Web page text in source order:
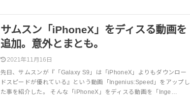
サムスン「iPhoneX」をディスる動画を
追加。意外とまとも。
2021年11月16日
先日、サムスンが『「Galaxy S9」は「iPhoneX」よりもダウンロー
ドスピードが優れている』という動画「Ingenius:Speed」をアップし
た事を紹介した。 そんな「iPhoneX」をディスる動画を「Inge…